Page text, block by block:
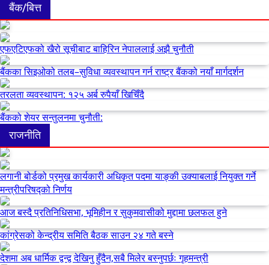
बैंक/बित्त
एफएटिएफको खैरो सूचीबाट बाहिरिन नेपाललाई अझै चुनौती
बैंकका सिइओको तलब–सुविधा व्यवस्थापन गर्न राष्ट्र बैंकको नयाँ मार्गदर्शन
तरलता व्यवस्थापन: १२५ अर्ब रुपैयाँ खिचिँदै
बैंकको शेयर सन्तुलनमा चुनौती:
राजनीति
लगानी बोर्डको प्रमुख कार्यकारी अधिकृत पदमा याङ्की उक्याबलाई नियुक्त गर्ने
मन्त्रीपरिषद्को निर्णय
आज बस्दै प्रतिनिधिसभा, भूमिहीन र सुकुमवासीको मुद्दामा छलफल हुने
कांग्रेसको केन्द्रीय समिति बैठक साउन २४ गते बस्ने
देशमा अब धार्मिक द्वन्द्व देखिनु हुँदैन,सबै मिलेर बस्नुपर्छः गृहमन्त्री